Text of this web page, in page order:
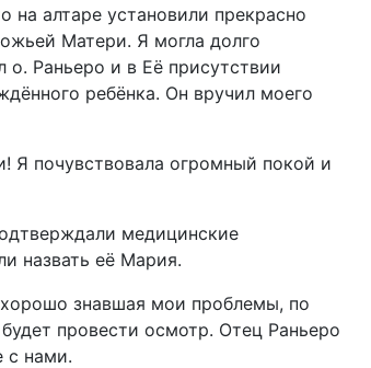
на алтаре установили прекрасно
Матери. Я могла долго
Раньеро и в Её присутствии
ребёнка. Он вручил моего
Я почувствовала огромный покой и
медицинские
назвать её Мария.
знавшая мои проблемы, по
провести осмотр. Отец Раньеро
с нами.